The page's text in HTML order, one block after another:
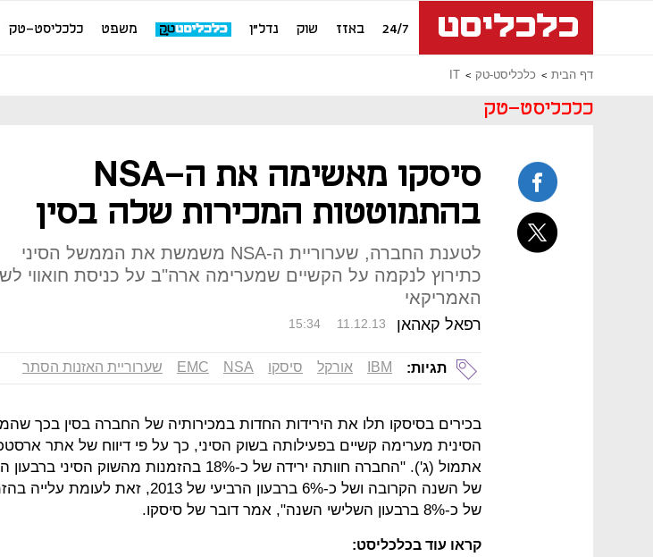
24/7 באזז שוק נדל"ן משפט כלכליסט-טק
דף הבית כלכליסט-טק IT
כלכליסט-טק
סיסקו מאשימה את ה-NSA
בהתמוטטות המכירות שלה בסין
לטענת החברה, שערוריית ה-NSA משמשת את הממשל הסיני
כתירוץ לנקמה על הקשיים שמערימה ארה"ב על כניסת חואווי
האמריקאי
רפאל קאהאן 15:34 11.12.13
תגיות: IBM אורקל סיסקו NSA
EMC שערוריית האזנות הסתר
בכירים בסיסקו תלו את הירידות החדות במכירותיה של החברה בסין בכך
הסינית מערימה קשיים בפעילותה בשוק הסיני, כך על פי דיווח של אתר
אתמול (ג'). "החברה חוותה ירידה של כ-18% בהזמנות מהשוק הסיני
של השנה הקרובה ושל כ-6% ברבעון הרביעי של 2013, זאת לעומת
של כ-8% ברבעון השלישי השנה", אמר דובר של סיסקו.
קראו עוד בכלכליסט: